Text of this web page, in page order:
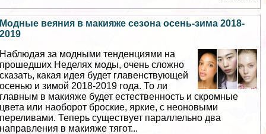
Модные веяния в макияже сезона осень-зима 2018-
2019
Наблюдая за модными тенденциями на
прошедших Неделях моды, очень сложно
сказать, какая идея будет главенствующей
осенью и зимой 2018-2019 года. То ли
главным в макияже будет естественность и скромные
цвета или наоборот броские, яркие, с неоновыми
переливами. Теперь существует параллельно два
направления в макияже тягот...